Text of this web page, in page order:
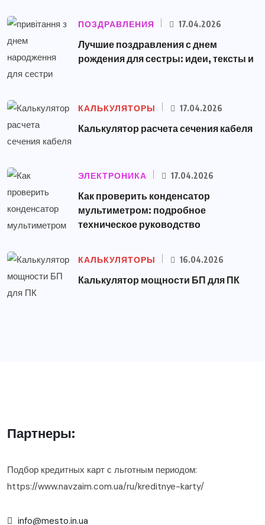
ПОЗДРАВЛЕНИЯ 17.04.2026
Лучшие поздравления с днем
рождения для сестры: идеи, тексты и
КАЛЬКУЛЯТОРЫ 17.04.2026
Калькулятор расчета сечения кабеля
ЭЛЕКТРОНИКА 17.04.2026
Как проверить конденсатор
мультиметром: подробное
техническое руководство
КАЛЬКУЛЯТОРЫ 16.04.2026
Калькулятор мощности БП для ПК
Партнеры:
Подбор кредитных карт с льготным периодом:
https://www.navzaim.com.ua/ru/kreditnye-karty/
info@mesto.in.ua